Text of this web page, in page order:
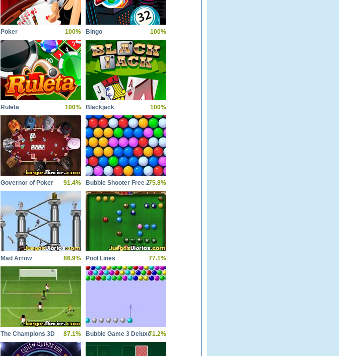
Poker 100% Bingo 100%
Ruleta 100% Blackjack 100%
Governor of Poker 91.4% Bubble Shooter Free 275.8%
Mad Arrow 86.9% Pool Lines 77.1%
The Champions 3D 87.1% Bubble Game 3 Deluxe71.2%